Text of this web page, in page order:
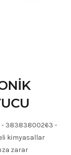
- 38383800263 -
kimyasallar
zarar